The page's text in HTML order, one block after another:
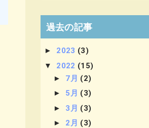
過去の記事
► 2023 (3)
▼ 2022 (15)
► 7月 (2)
► 5月 (3)
► 3月 (3)
► 2月 (3)